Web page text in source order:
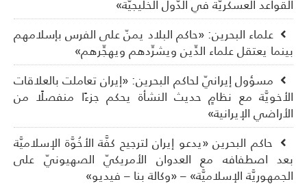
العسكريّة في الدُّول الخليجيَّة»
علماء البحرين: «حاكم البلاد يمنّ على الفرس بإسلامهم
يعتقل علماء الدِّين ويشرِّدهم ويهجِّرهم»
مسؤول إيرانيّ لحاكم البحرين: «إيران تعاملت بالعلاقات
مع نظامٍ حديث النشأة يحكم جزءًا منفصلًا من
الإيرانية»
حاكم البحرين «يدعو إيران لترجيح كفَّة الأخُوَّة الإسلاميَّة
اصطفافه مع العدوان الأمريكيّ الصهيونيّ على
الإسلاميَّة» – «وكالة بنا – فيديو»